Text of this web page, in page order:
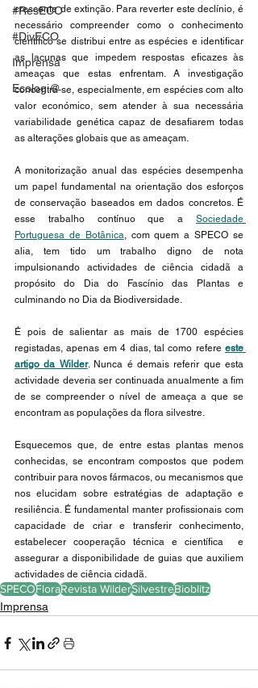
#ResECO
#DivECO
Imprensa
Ecologi@
crescente de extinção. Para reverter este declínio, é
necessário compreender como o conhecimento
científico se distribui entre as espécies e identificar
as lacunas que impedem respostas eficazes às
ameaças que estas enfrentam. A investigação
concentra-se, especialmente, em espécies com alto
valor económico, sem atender à sua necessária
variabilidade genética capaz de desafiarem todas
as alterações globais que as ameaçam.
A monitorização anual das espécies desempenha
um papel fundamental na orientação dos esforços
de conservação baseados em dados concretos. É
esse trabalho contínuo que a Sociedade
Portuguesa de Botânica, com quem a SPECO se
alia, tem tido um trabalho digno de nota
impulsionando actividades de ciência cidadã a
propósito do Dia do Fascínio das Plantas e
culminando no Dia da Biodiversidade.
É pois de salientar as mais de 1700 espécies
registadas, apenas em 4 dias, tal como refere este
artigo da Wilder. Nunca é demais referir que esta
actividade deveria ser continuada anualmente a fim
de se compreender o nível de ameaça a que se
encontram as populações da flora silvestre.
Esquecemos que, de entre estas plantas menos
conhecidas, se encontram compostos que podem
contribuir para novos fármacos, ou mecanismos que
nos elucidam sobre estratégias de adaptação e
resiliência. É fundamental manter profissionais com
capacidade de criar e transferir conhecimento,
estabelecer cooperação técnica e científica  e
assegurar a disponibilidade de guias que auxiliem
actividades de ciência cidadã.
SPECOFloraRevista WilderSilvestreBioblitz
Imprensa